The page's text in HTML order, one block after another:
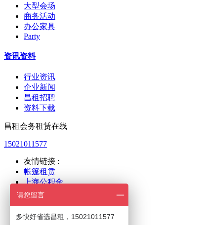
大型会场
商务活动
办公家具
Party
资讯资料
行业资讯
企业新闻
昌租招聘
资料下载
昌租会务租赁在线
15021011577
友情链接 :
帐篷租赁
上海公积金
上海人力
世博展览
请您留言
多快好省选昌租，15021011577